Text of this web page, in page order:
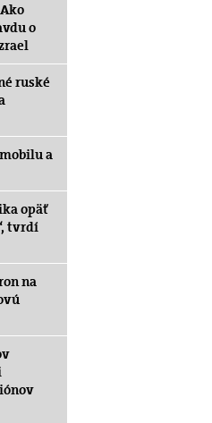
o
ruské
a
opäť
tvrdí
na